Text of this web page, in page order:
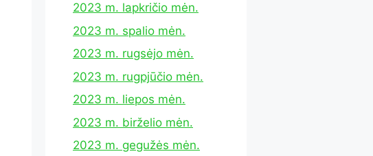
2023 m. lapkričio mėn.
2023 m. spalio mėn.
2023 m. rugsėjo mėn.
2023 m. rugpjūčio mėn.
2023 m. liepos mėn.
2023 m. birželio mėn.
2023 m. gegužės mėn.